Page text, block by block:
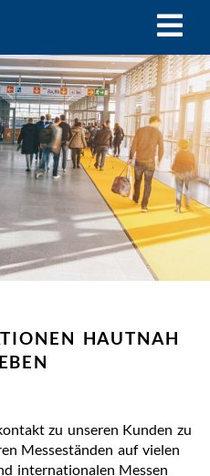
HAUTNAH
zu unseren Kunden zu
Messeständen auf vielen
internationalen Messen